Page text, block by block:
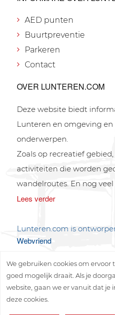
AED punten
Buurtpreventie
Parkeren
Contact
OVER LUNTEREN.COM
Deze website biedt
Lunteren en omgeving en
onderwerpen.
Zoals op recreatief
activiteiten die worden
wandelroutes. En nog
Lees verder
Lunteren.com is
Webvriend
We gebruiken cookies om ervoor
goed mogelijk draait. Als je
website, gaan we er vanuit dat
deze cookies.